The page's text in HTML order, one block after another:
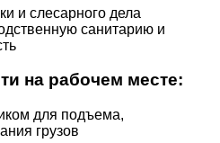
и слесарного дела
санитарию и
на рабочем месте:
для подъема,
грузов